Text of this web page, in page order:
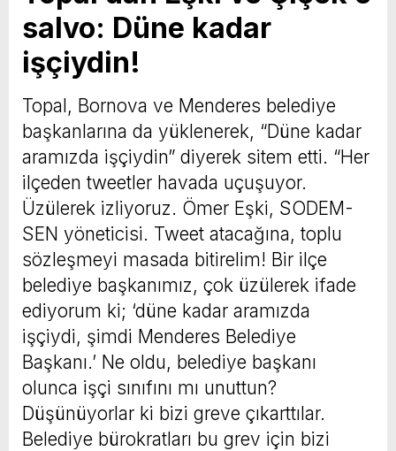
salvo: Düne kadar
işçiydin!
Topal, Bornova ve Menderes belediye
başkanlarına da yüklenerek, “Düne kadar
aramızda işçiydin” diyerek sitem etti. “Her
ilçeden tweetler havada uçuşuyor.
Üzülerek izliyoruz. Ömer Eşki, SODEM-
SEN yöneticisi. Tweet atacağına, toplu
sözleşmeyi masada bitirelim! Bir ilçe
belediye başkanımız, çok üzülerek ifade
ediyorum ki; ‘düne kadar aramızda
işçiydi, şimdi Menderes Belediye
Başkanı.’ Ne oldu, belediye başkanı
olunca işçi sınıfını mı unuttun?
Düşünüyorlar ki bizi greve çıkarttılar.
Belediye bürokratları bu grev için bizi